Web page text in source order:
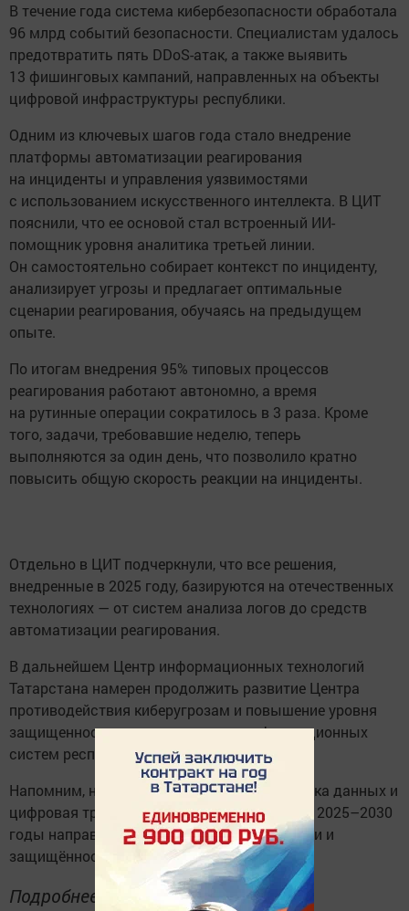
В течение года система кибербезопасности обработала
96 млрд событий безопасности. Специалистам удалось
предотвратить пять DDoS-атак, а также выявить
13 фишинговых кампаний, направленных на объекты
цифровой инфраструктуры республики.
Одним из ключевых шагов года стало внедрение
платформы автоматизации реагирования
на инциденты и управления уязвимостями
с использованием искусственного интеллекта. В ЦИТ
пояснили, что ее основой стал встроенный ИИ-
помощник уровня аналитика третьей линии.
Он самостоятельно собирает контекст по инциденту,
анализирует угрозы и предлагает оптимальные
сценарии реагирования, обучаясь на предыдущем
опыте.
По итогам внедрения 95% типовых процессов
реагирования работают автономно, а время
на рутинные операции сократилось в 3 раза. Кроме
того, задачи, требовавшие неделю, теперь
выполняются за один день, что позволило кратно
повысить общую скорость реакции на инциденты.
Отдельно в ЦИТ подчеркнули, что все решения,
внедренные в 2025 году, базируются на отечественных
технологиях — от систем анализа логов до средств
автоматизации реагирования.
В дальнейшем Центр информационных технологий
Татарстана намерен продолжить развитие Центра
противодействия киберугрозам и повышение уровня
защищенности государственных информационных
систем республики.
Напомним, национальный проект «Экономика данных и
цифровая трансформация государства» на 2025–2030
годы направлен на укрепление устойчивости и
защищённости цифровых сервисов.
Подробнее: https://www. tatar-inform.